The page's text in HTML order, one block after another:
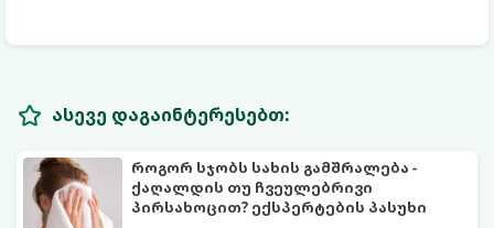
ასევე დაგაინტერესებთ:
როგორ სჯობს სახის გამშრალება -
ქაღალდის თუ ჩვეულებრივი
პირსახოცით? ექსპერტების პასუხი